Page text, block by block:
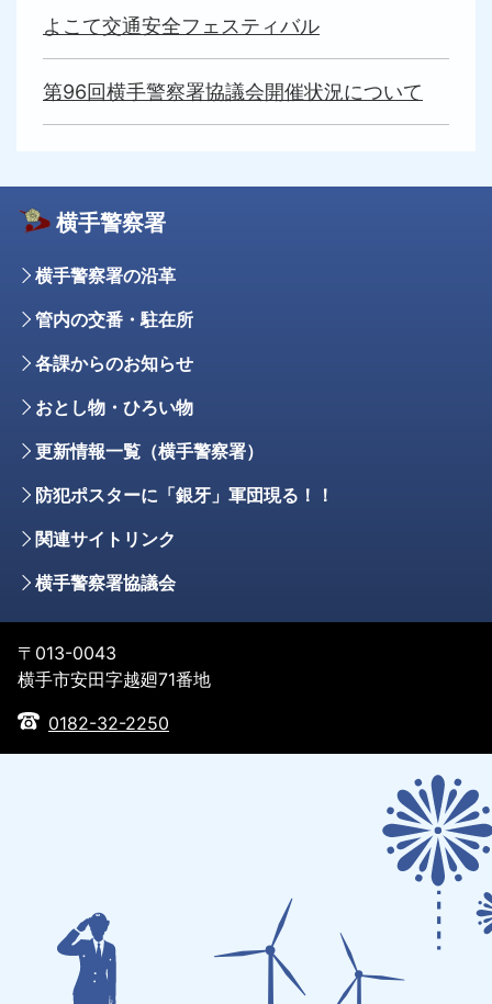
よこて交通安全フェスティバル
第96回横手警察署協議会開催状況について
横手警察署
横手警察署の沿革
管内の交番・駐在所
各課からのお知らせ
おとし物・ひろい物
更新情報一覧（横手警察署）
防犯ポスターに「銀牙」軍団現る！！
関連サイトリンク
横手警察署協議会
〒013-0043
横手市安田字越廻71番地
0182-32-2250